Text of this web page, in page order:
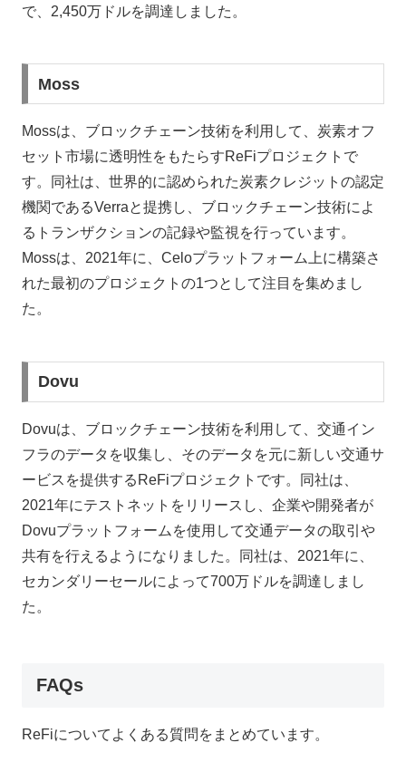
で、2,450万ドルを調達しました。
Moss
Mossは、ブロックチェーン技術を利用して、炭素オフ
セット市場に透明性をもたらすReFiプロジェクトで
す。同社は、世界的に認められた炭素クレジットの認定
機関であるVerraと提携し、ブロックチェーン技術によ
るトランザクションの記録や監視を行っています。
Mossは、2021年に、Celoプラットフォーム上に構築さ
れた最初のプロジェクトの1つとして注目を集めまし
た。
Dovu
Dovuは、ブロックチェーン技術を利用して、交通イン
フラのデータを収集し、そのデータを元に新しい交通サ
ービスを提供するReFiプロジェクトです。同社は、
2021年にテストネットをリリースし、企業や開発者が
Dovuプラットフォームを使用して交通データの取引や
共有を行えるようになりました。同社は、2021年に、
セカンダリーセールによって700万ドルを調達しまし
た。
FAQs
ReFiについてよくある質問をまとめています。